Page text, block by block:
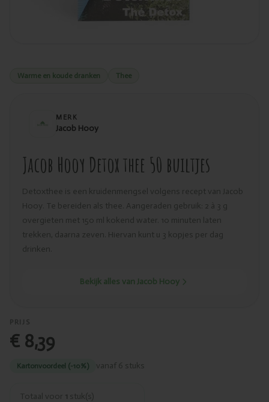
Warme en koude dranken Thee
MERK
Jacob Hooy
Jacob Hooy Detox thee 50 builtjes
Detoxthee is een kruidenmengsel volgens recept van Jacob
Hooy. Te bereiden als thee. Aangeraden gebruik: 2 à 3 g
overgieten met 150 ml kokend water. 10 minuten laten
trekken, daarna zeven. Hiervan kunt u 3 kopjes per dag
drinken.
Bekijk alles van Jacob Hooy
PRIJS
€ 8,39
Kartonvoordeel (-10%) vanaf 6 stuks
Totaal voor 1 stuk(s)